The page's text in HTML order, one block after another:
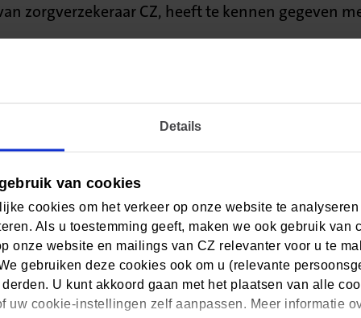
Details
van cookies
cookies om het verkeer op onze website te
Als u toestemming geeft, maken we ook gebruik van
onze website en mailings van CZ relevanter voor u te
gebruiken deze cookies ook om u (relevante
U kunt akkoord gaan met het plaatsen van alle
uw cookie-instellingen zelf aanpassen. Meer informatie
zorgverzekeraar CZ, heeft te kennen gegeven
van het bestuur van het St. Elisabethziekenhuis in
doe ik met hart en ziel en zou ik tot mijn 67ste vast
onlangs haar baan opgezegd en is volop bezig met de
had ik mijn eerste solo-expositie. Dat heeft voor
enorm veel nieuwe energie om tot medio 2019
Meeren. De Raad van Commissarissen van CZ start